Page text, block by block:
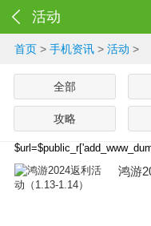
活动
首页> 手机资讯> 活动 >
全部
攻略
鸿游